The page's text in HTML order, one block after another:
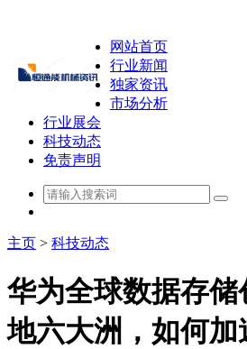
网站首页
行业新闻
独家资讯
市场分析
行业展会
科技动态
免责声明
主页 > 科技动态
华为全球数据存
地六大洲，如何